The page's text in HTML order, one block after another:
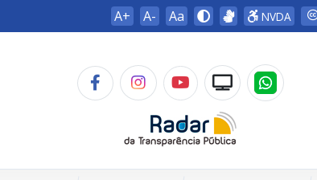
A+ A- Aa NVDA